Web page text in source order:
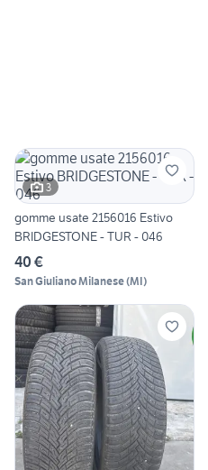
3
gomme usate 2156016 Estivo
BRIDGESTONE - TUR - 046
40 €
San Giuliano Milanese(MI)